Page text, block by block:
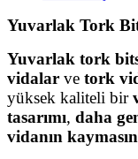
Yuvarlak Tork
Yuvarlak tork
vidalar ve tork
yüksek kaliteli bir
tasarımı, daha
vidanın